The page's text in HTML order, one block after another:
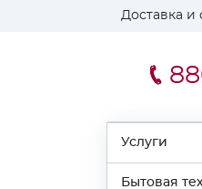
Доставка и
Услуги
Бытовая